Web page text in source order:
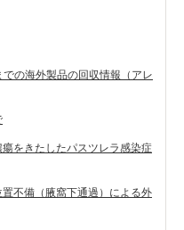
の海外製品の回収情報（アレ
をきたしたパスツレラ感染症
不備（腋窩下通過）による外